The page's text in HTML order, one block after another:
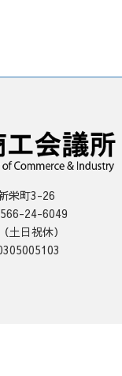
新栄町3-26
24-6049
土日祝休）